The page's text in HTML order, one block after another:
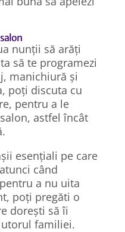
nunții să arăți
să te programezi
manichiură și
poți discuta cu
pentru a le
astfel încât
esențiali pe care
când
a nu uita
poți pregăti o
dorești să îi
familiei.